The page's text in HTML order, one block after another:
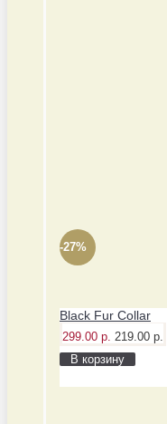
-27%
Black Fur Collar
299.00 р. 219.00 р.
В корзину